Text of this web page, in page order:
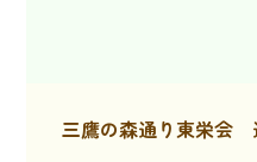
三鷹の森通り東栄会